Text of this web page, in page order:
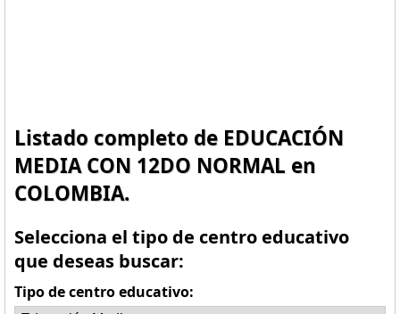
Listado completo de EDUCACIÓN
MEDIA CON 12DO NORMAL en
COLOMBIA.
Selecciona el tipo de centro educativo
que deseas buscar:
Tipo de centro educativo: